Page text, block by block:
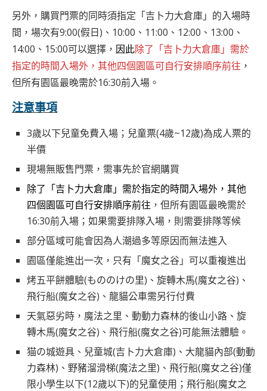
另外，購買門票的同時須指定「吉卜力大倉庫」的入場時
間，場次有9:00(假日)、10:00、11:00、12:00、13:00、
14:00、15:00可以選擇， 因此除了「吉卜力大倉庫」需於
指定的時間入場外，其他四個園區可自行安排順序前往 ，
但所有園區最晚需於16:30前入場。
注意事項
3歲以下兒童免費入場；兒童票(4歲~12歲)為成人票的
半價
現場無販售門票，需事先於官網購買
除了「吉卜力大倉庫」需於指定的時間入場外，其他
四個園區可自行安排順序前往 ，但所有園區最晚需於
16:30前入場；如果需要排隊入場，則需要排隊等候
部分區域可能會因為人潮過多等原因而無法進入
園區僅能進出一次，只有「魔女之谷」可以重複進出
烤五平餅體驗(もののけの里)、旋轉木馬(魔女之谷)、
飛行船(魔女之谷)、龍貓公車需另行付費
天氣惡劣時，魔法之里、動動力森林的後山小路、旋
轉木馬(魔女之谷)、飛行船(魔女之谷)可能無法體驗。
猫の城遊具、兒童城(吉卜力大倉庫)、大龍貓內部(動動
力森林)、野豬溜滑梯(魔法之里)、飛行船(魔女之谷)僅
限小學生以下(12歲以下)的兒童使用；飛行船(魔女之